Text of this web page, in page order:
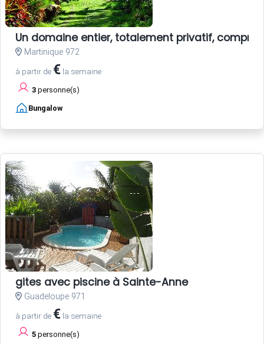
Un domaine entier, totalement privatif,
Martinique 972
à partir de € la semaine
3 personne(s)
Bungalow
gites avec piscine à Sainte-Anne
Guadeloupe 971
à partir de € la semaine
5 personne(s)